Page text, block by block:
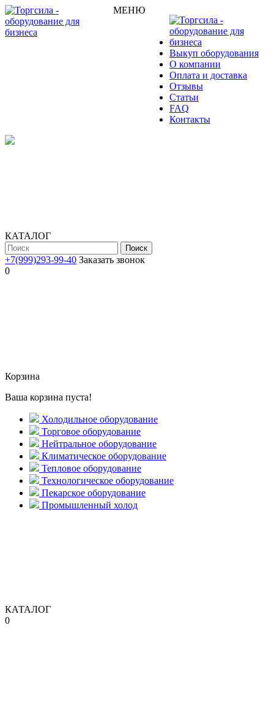
МЕНЮ
Выкуп оборудования
О компании
Оплата и доставка
Отзывы
Статьи
FAQ
Контакты
КАТАЛОГ
Поиск
+7(999)293-99-40 Заказать звонок
0
Корзина
Ваша корзина пуста!
Холодильное оборудование
Торговое оборудование
Нейтральное оборудование
Климатическое оборудование
Тепловое оборудование
Технологическое оборудование
Пекарское оборудование
Промышленный холод
КАТАЛОГ
0